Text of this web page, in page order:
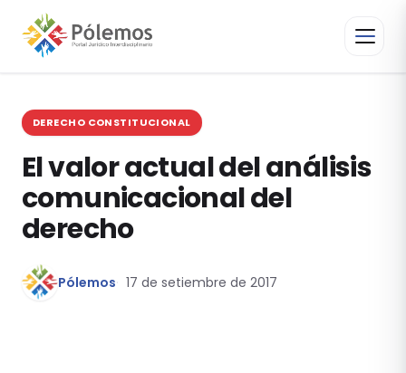
DERECHO CONSTITUCIONAL
El valor actual del análisis
comunicacional del
derecho
Pólemos 17 de setiembre de 2017